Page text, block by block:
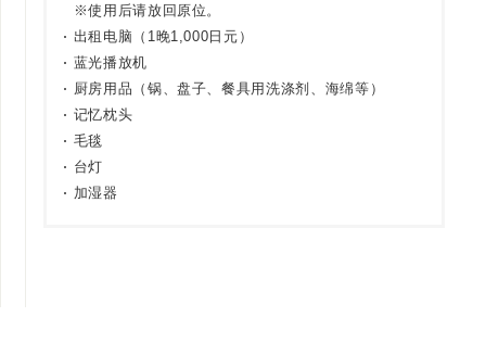
※使用后请放回原位。
出租电脑（1晚1,000日元）
蓝光播放机
厨房用品（锅、盘子、餐具用洗涤剂、海绵等）
记忆枕头
毛毯
台灯
加湿器